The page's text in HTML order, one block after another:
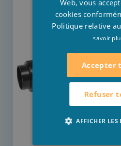
Web, vous
cookies
Politique relative
savoir
Accepter
Refuser
AFFICHER LES